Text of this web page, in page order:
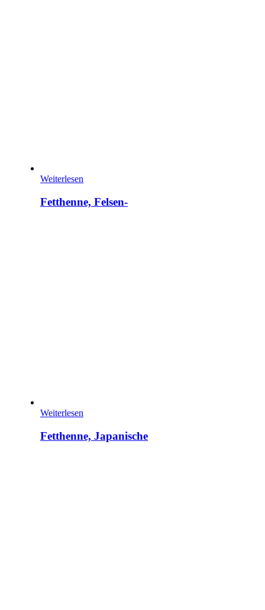
Weiterlesen
Fetthenne, Felsen-
Weiterlesen
Fetthenne, Japanische